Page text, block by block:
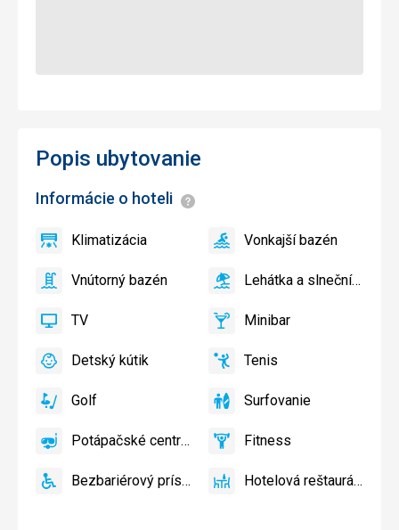
Popis ubytovanie
Informácie o hoteli Informácie
Klimatizácia
Klimatizácia
áno
VonkajšíVonkajší bazén
áno
Vnútorný
Vnútorný bazén
áno
Lehátka
slnečníky
bazéne
Lehátka a slnečníky pri bazéne zadarmo
áno
TV TV
áno
Minibar,Minibar
áno
Detský
Detské
Detský
Detský kútik
áno
Tenis,Tenis
áno
Golf Golf
áno Surfovanie
Surfovanie
áno
Potápačské
Potápačské centrum
áno FitnessFitness
áno
Bezbariérový
Bezbariérový prístup
áno
Hotelová
Hotelová reštaurácia
áno